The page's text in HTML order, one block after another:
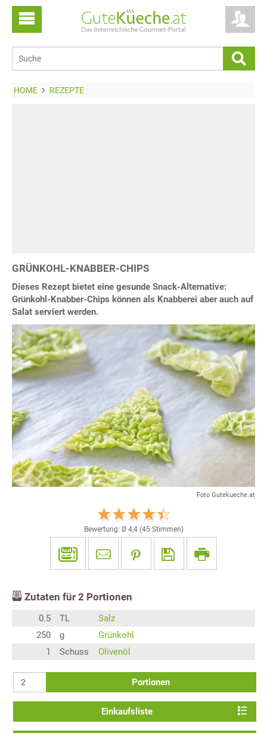
HOME REZEPTE
GRÜNKOHL-KNABBER-CHIPS
Dieses Rezept bietet eine gesunde Snack-Alternative:
Grünkohl-Knabber-Chips können als Knabberei aber auch auf
Salat serviert werden.
Foto Gutekueche.at
Bewertung: Ø 4,4(45Stimmen)
Zutaten für 2 Portionen
0.5 TL
Salz
250
g
Grünkohl
1
Schuss Olivenöl
Portionen
Einkaufsliste